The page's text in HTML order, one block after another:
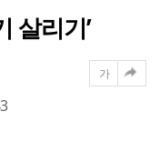
살리기’
가